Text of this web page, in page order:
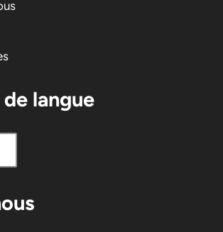
langue